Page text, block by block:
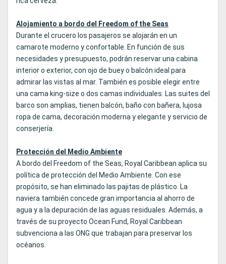
Alojamiento a bordo del Freedom of the Seas
Durante el crucero los pasajeros se alojarán en un
camarote moderno y confortable. En función de sus
necesidades y presupuesto, podrán reservar una cabina
interior o exterior, con ojo de buey o balcón ideal para
admirar las vistas al mar. También es posible elegir entre
una cama king-size o dos camas individuales. Las suites del
barco son amplias, tienen balcón, baño con bañera, lujosa
ropa de cama, decoración moderna y elegante y servicio de
conserjería.
Protección del Medio Ambiente
A bordo del Freedom of the Seas, Royal Caribbean aplica su
política de protección del Medio Ambiente. Con ese
propósito, se han eliminado las pajitas de plástico. La
naviera también concede gran importancia al ahorro de
agua y a la depuración de las aguas residuales. Además, a
través de su proyecto Ocean Fund, Royal Caribbean
subvenciona a las ONG que trabajan para preservar los
océanos.